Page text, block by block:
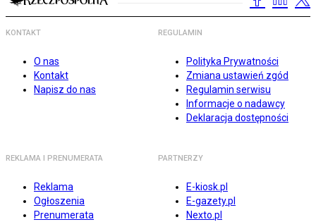
KONTAKT
O nas
Kontakt
Napisz do nas
REGULAMIN
Polityka Prywatności
Zmiana ustawień zgód
Regulamin serwisu
Informacje o nadawcy
Deklaracja dostępności
REKLAMA I PRENUMERATA
Reklama
Ogłoszenia
Prenumerata
PARTNERZY
E-kiosk.pl
E-gazety.pl
Nexto.pl